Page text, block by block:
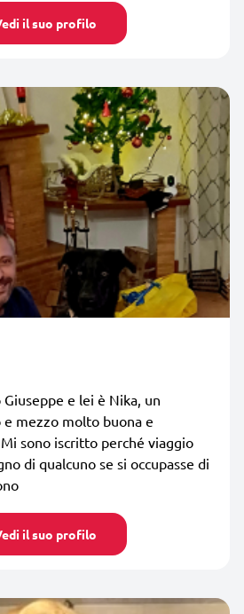
il suo profilo
e lei è Nika, un
mezzo molto buona e
sono iscritto perché viaggio
di qualcuno se si occupasse di
il suo profilo